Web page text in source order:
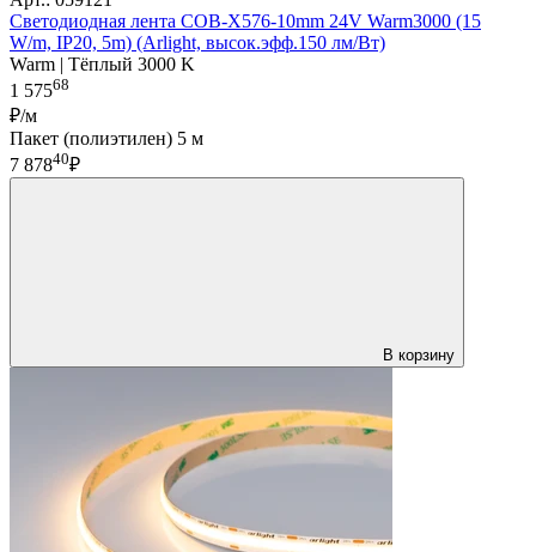
Светодиодная лента COB-X576-10mm 24V Warm3000 (15
W/m, IP20, 5m) (Arlight, высок.эфф.150 лм/Вт)
Warm | Тёплый 3000 K
1 57568
₽/м
Пакет (полиэтилен) 5 м
7 87840₽
В корзину